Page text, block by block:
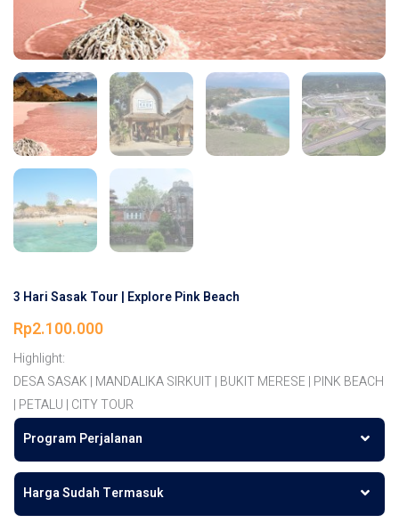
3 Hari Sasak Tour | Explore Pink Beach
Rp2.100.000
Highlight:
DESA SASAK | MANDALIKA SIRKUIT | BUKIT MERESE | PINK BEACH
| PETALU | CITY TOUR
Program Perjalanan
Harga Sudah Termasuk